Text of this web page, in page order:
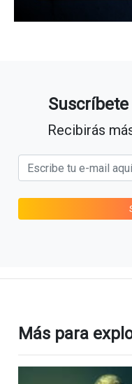
Recibirás
Más para